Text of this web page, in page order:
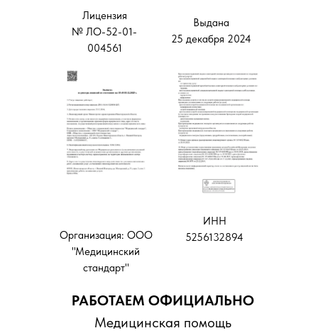
Лицензия
№ ЛО-52-01-
004561
Выдана
25 декабря 2024
Организация: ООО
"Медицинский
стандарт"
ИНН
5256132894
РАБОТАЕМ ОФИЦИАЛЬНО
Медицинская помощь